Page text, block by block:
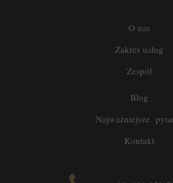
Blog
Najważniejsze
Kontakt
O nas
Zakres usług
Zespół